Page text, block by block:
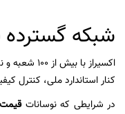
شبکه گسترده فروش
اکسیراز
کنار استاندارد ملی، کنترل
در شرایطی که نوسانات